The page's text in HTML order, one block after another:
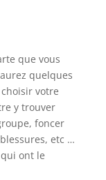
que vous
quelques
votre
y trouver
foncer
etc …
ont le